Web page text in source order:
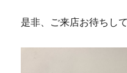
是非、ご来店お待ちし